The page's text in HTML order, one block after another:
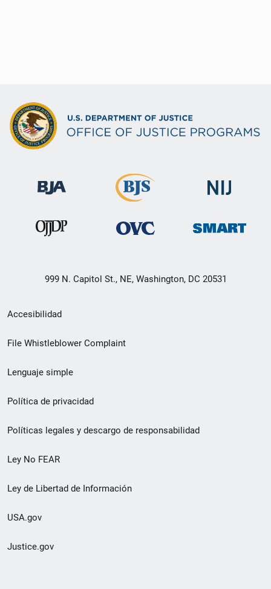
999 N. Capitol St., NE, Washington, DC 20531
Menú
de
de
pie
de
página
Accesibilidad
File Whistleblower Complaint
Lenguaje simple
Política de privacidad
Políticas legales y descargo de responsabilidad
Ley No FEAR
Ley de Libertad de Información
USA.gov
Justice.gov